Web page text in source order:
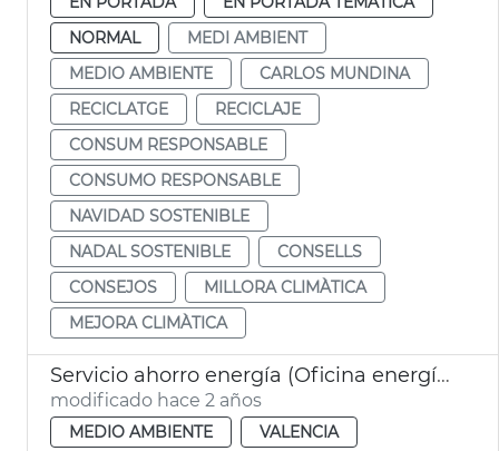
NORMAL
MEDI AMBIENT
MEDIO AMBIENTE
CARLOS MUNDINA
RECICLATGE
RECICLAJE
CONSUM RESPONSABLE
CONSUMO RESPONSABLE
NAVIDAD SOSTENIBLE
NADAL SOSTENIBLE
CONSELLS
CONSEJOS
MILLORA CLIMÀTICA
MEJORA CLIMÀTICA
Servicio ahorro energía (Oficina energía)
modificado hace 2 años
MEDIO AMBIENTE
VALENCIA